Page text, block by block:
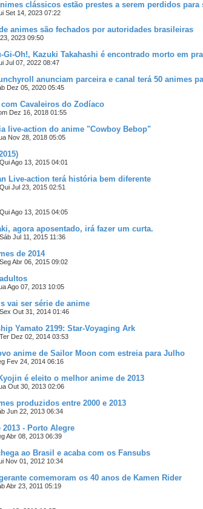
clássicos estão prestes a serem perdidos para
Set 14, 2023 07:22
animes são fechados por autoridades brasileiras
2023 09:50
Gi-Oh!, Kazuki Takahashi é encontrado morto em
Jul 07, 2022 08:47
anunciam parceira e canal terá 50 animes
Dez 05, 2020 05:45
com Cavaleiros do Zodíaco
Dez 16, 2018 01:55
live-action do anime "Cowboy Bebop"
Nov 28, 2018 05:05
Qui Ago 13, 2015 04:01
Live-action terá história bem diferente
Qui Jul 23, 2015 02:51
Qui Ago 13, 2015 04:05
agora aposentado, irá fazer um curta.
Sáb Jul 11, 2015 11:36
de 2014
Seg Abr 06, 2015 09:02
Ago 07, 2013 10:05
vai ser série de anime
Sex Out 31, 2014 01:46
Yamato 2199: Star-Voyaging Ark
Ter Dez 02, 2014 03:53
anime de Sailor Moon com estreia para Julho
Fev 24, 2014 06:16
é eleito o melhor anime de 2013
Out 30, 2013 02:06
produzidos entre 2000 e 2013
Jun 22, 2013 06:34
- Porto Alegre
Abr 08, 2013 06:39
ao Brasil e acaba com os Fansubs
Nov 01, 2012 10:34
comemoram os 40 anos de Kamen Rider
Abr 23, 2011 05:19